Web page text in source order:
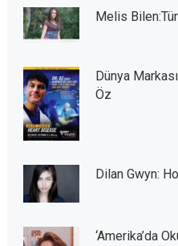
Melis
Dünya
Öz
Dilan Gwyn:
‘Amerika’da